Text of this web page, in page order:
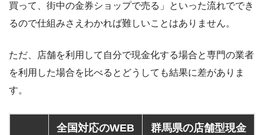
買って、街中の金券ショップで売る」といった流れででき
るので仕組みさえわかれば難しいことはありません。
ただ、店舗を利用して自分で現金化する場合と専門の業者
を利用した場合を比べるとどうしても結果に差がありま
す。
全国対応のWEB
群馬県の店舗型現金